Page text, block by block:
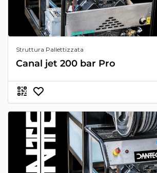
Struttura Pallettizzata
Canal jet 200 bar Pro